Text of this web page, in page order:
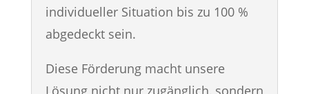
individueller Situation bis zu 100 %
abgedeckt sein.
Diese Förderung macht unsere
Lösung nicht nur zugänglich, sondern